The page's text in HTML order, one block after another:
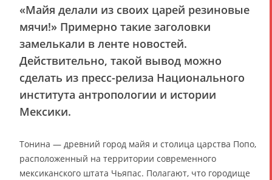
«Майя делали из своих царей резиновые
мячи!» Примерно такие заголовки
замелькали в ленте новостей.
Действительно, такой вывод можно
сделать из пресс-релиза Национального
института антропологии и истории
Мексики.
Тонина — древний город майя и столица царства Попо,
расположенный на территории современного
мексиканского штата Чьяпас. Полагают, что городище